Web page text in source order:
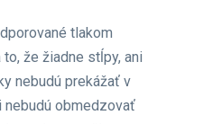
tlakom
že žiadne stĺpy, ani
nebudú prekážať v
nebudú obmedzovať